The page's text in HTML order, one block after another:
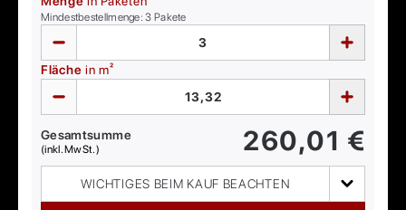
Mindestbestellmenge:3 Pakete
Fläche in m²
Gesamtsumme
(inkl. MwSt.) 260,01 €
WICHTIGES BEIM KAUF BEACHTEN